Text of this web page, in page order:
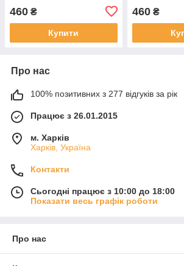
коричневий
460 ₴
Купити
460₴
Про нас
100% позитивних з 277 відгуків за рік
Працює з 26.01.2015
м. Харків
Харків, Україна
Контакти
Сьогодні працює з 10:00 до 18:00
Показати весь графік роботи
Про нас